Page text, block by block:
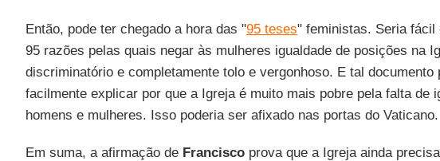
Então, pode ter chegado a hora das "95 teses" feministas. Seria fácil
95 razões pelas quais negar às mulheres igualdade de posições na
discriminatório e completamente tolo e vergonhoso. E tal documento
facilmente explicar por que a Igreja é muito mais pobre pela falta de
homens e mulheres. Isso poderia ser afixado nas portas do Vaticano.
Em suma, a afirmação de Franciscoprova que a Igreja ainda